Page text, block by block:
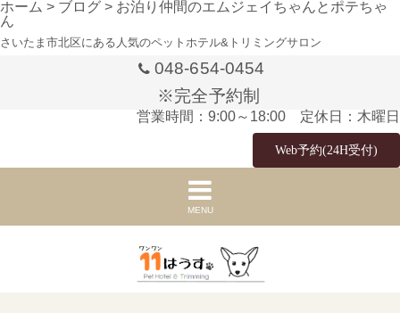
ホーム > ブログ > お泊り仲間のエムジェイちゃんとポテちゃ
ん
さいたま市北区にある人気のペットホテル&トリミングサロン
048-654-0454
※完全予約制
営業時間：9:00～18:00 定休日：木曜日
Web予約(24H受付)
MENU